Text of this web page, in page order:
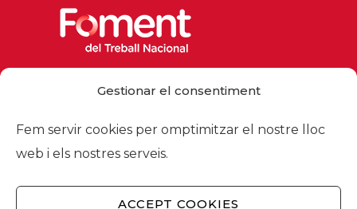
Gestionar el consentiment
Fem servir cookies per omptimitzar el nostre lloc
web i els nostres serveis.
ACCEPT COOKIES
foment@foment.com